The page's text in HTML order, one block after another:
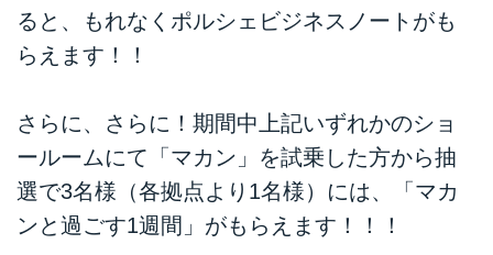
ると、もれなくポルシェビジネスノートがも
らえます！！
さらに、さらに！期間中上記いずれかのショ
ールームにて「マカン」を試乗した方から抽
選で3名様（各拠点より1名様）には、「マカ
ンと過ごす1週間」がもらえます！！！